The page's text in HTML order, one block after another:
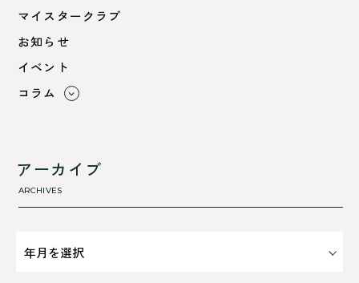
すべて
小浜市
舞鶴市-中
舞鶴市-東
マイスタークラブ
お知らせ
イベント
コラム
断熱性のこと
気密性のこと
アーカイブ
ARCHIVES